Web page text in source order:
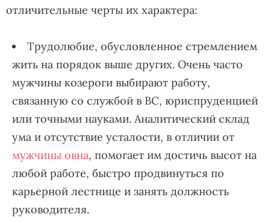
отличительные черты их характера:
Трудолюбие, обусловленное стремлением
жить на порядок выше других. Очень часто
мужчины козероги выбирают работу,
связанную со службой в ВС, юриспруденцией
или точными науками. Аналитический склад
ума и отсутствие усталости, в отличии от
мужчины овна, помогает им достичь высот на
любой работе, быстро продвинуться по
карьерной лестнице и занять должность
руководителя.